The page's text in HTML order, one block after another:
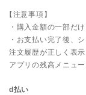
【注意事項】
・購入金額の一部だ
・お支払い完了後、
注文履歴が正しく表
アプリの残高メニュ
d払い